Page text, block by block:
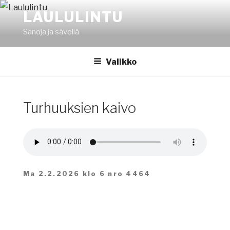
Siirry
sisältöönLAULULINTU
Sanoja ja säveliä
Valikko
Turhuuksien kaivo
Ma 2.2.2026 klo 6 nro 4464